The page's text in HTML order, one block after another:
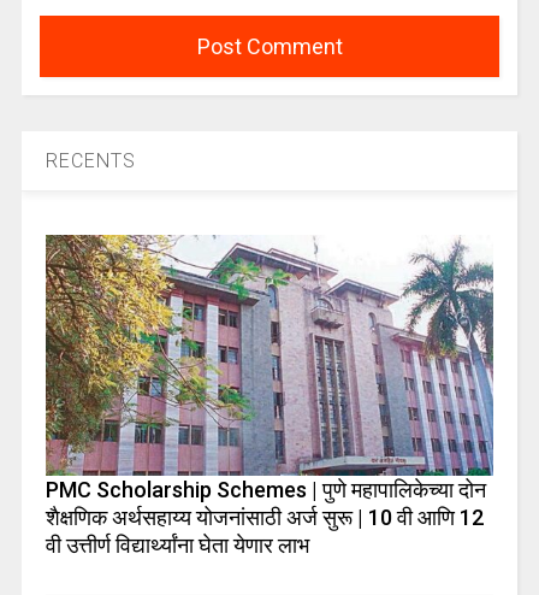
RECENTS
PMC Scholarship Schemes | पुणे महापालिकेच्या दोन
शैक्षणिक अर्थसहाय्य योजनांसाठी अर्ज सुरू | 10 वी आणि 12
वी उत्तीर्ण विद्यार्थ्यांना घेता येणार लाभ